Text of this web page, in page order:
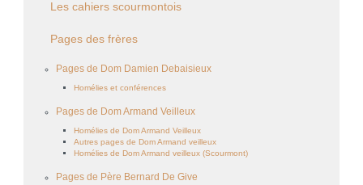
Les cahiers scourmontois
Pages des frères
Pages de Dom Damien Debaisieux
Homélies et conférences
Pages de Dom Armand Veilleux
Homélies de Dom Armand Veilleux
Autres pages de Dom Armand veilleux
Homélies de Dom Armand veilleux (Scourmont)
Pages de Père Bernard De Give